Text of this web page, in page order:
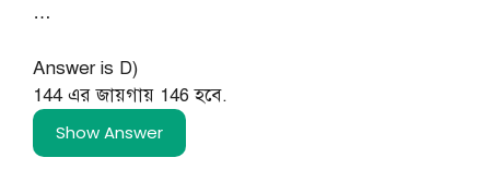
…
Answer is D)
144 এর জায়গায় 146 হবে.
Show Answer